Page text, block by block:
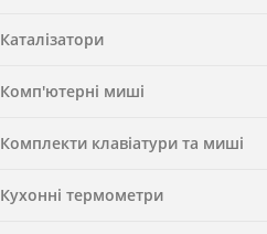
Каталізатори
Комп'ютерні миші
Комплекти клавіатури та миші
Кухонні термометри